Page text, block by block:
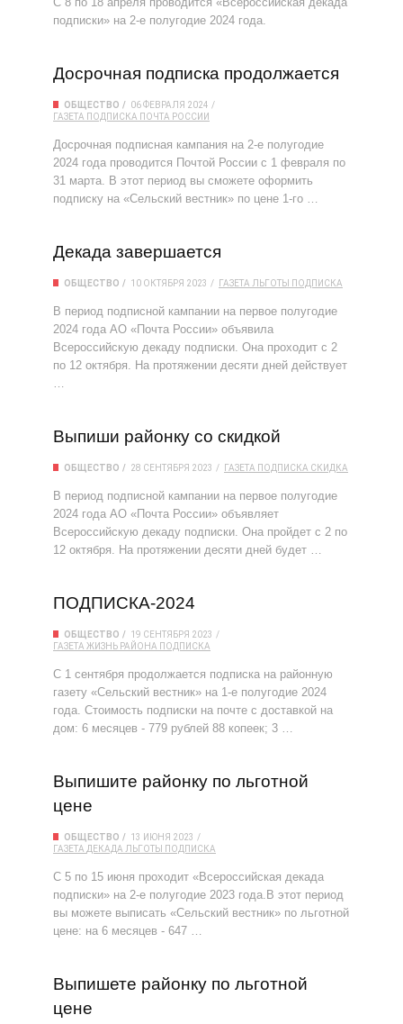
подписки» на 2-е полугодие 2024 года.
Досрочная подписка продолжается
ОБЩЕСТВО
06 ФЕВРАЛЯ 2024
ГАЗЕТА ПОДПИСКА ПОЧТА РОССИИ
Досрочная подписная кампания на 2-е полугодие
2024 года проводится Почтой России с 1 февраля по
31 марта. В этот период вы сможете оформить
подписку на «Сельский вестник» по цене 1-го …
Декада завершается
ОБЩЕСТВО 10 ОКТЯБРЯ 2023 ГАЗЕТА ЛЬГОТЫ ПОДПИСКА
В период подписной кампании на первое полугодие
2024 года АО «Почта России» объявила
Всероссийскую декаду подписки. Она проходит с 2
по 12 октября. На протяжении десяти дней действует
…
Выпиши районку со скидкой
ОБЩЕСТВО 28 СЕНТЯБРЯ 2023 ГАЗЕТА ПОДПИСКА СКИДКА
В период подписной кампании на первое полугодие
2024 года АО «Почта России» объявляет
Всероссийскую декаду подписки. Она пройдет с 2 по
12 октября. На протяжении десяти дней будет …
ПОДПИСКА-2024
ОБЩЕСТВО
19 СЕНТЯБРЯ 2023
ГАЗЕТА ЖИЗНЬ РАЙОНА ПОДПИСКА
С 1 сентября продолжается подписка на районную
газету «Сельский вестник» на 1-е полугодие 2024
года. Стоимость подписки на почте с доставкой на
дом: 6 месяцев - 779 рублей 88 копеек; 3 …
Выпишите районку по льготной
цене
ОБЩЕСТВО
13 ИЮНЯ 2023
ГАЗЕТА ДЕКАДА ЛЬГОТЫ ПОДПИСКА
С 5 по 15 июня проходит «Всероссийская декада
подписки» на 2-е полугодие 2023 года.В этот период
вы можете выписать «Сельский вестник» по льготной
цене: на 6 месяцев - 647 …
Выпишете районку по льготной
цене